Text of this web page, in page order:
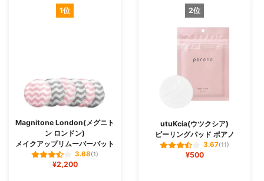
1位
Magnitone London(メグニト
ン ロンドン)
メイクアップリムーバーパット
3.68(1)
¥2,200
2位
utuKcia(ウツクシア)
ピーリングパッド ポアノ
3.67(11)
¥500